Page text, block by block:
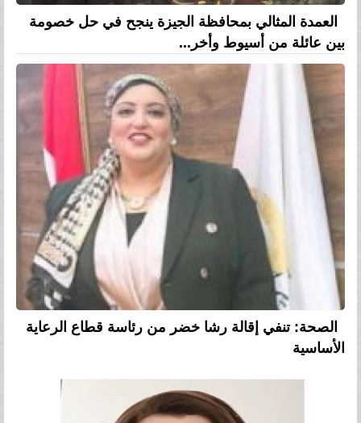
العمدة المثالي بمحافظة الجيزة ينجح في حل خصومة
بين عائلة من أسيوط وأخر...
الصحة: تنفي إقالة رشا خضر من رئاسة قطاع الرعاية
الأساسية